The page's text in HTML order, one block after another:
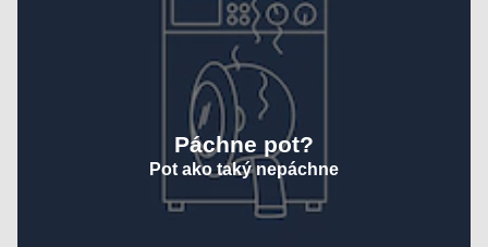
Páchne pot?
Pot ako taký nepáchne